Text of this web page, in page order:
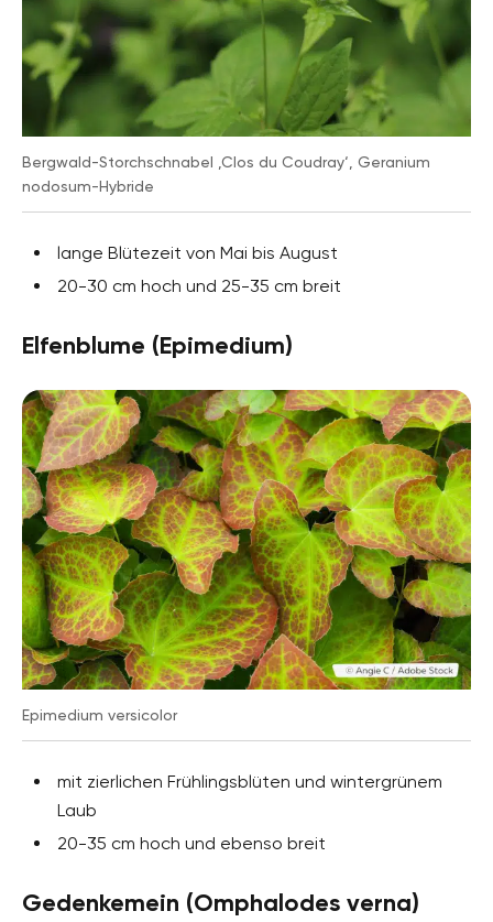
Bergwald-Storchschnabel ‚Clos du Coudray‘, Geranium
nodosum-Hybride
lange Blütezeit von Mai bis August
20-30 cm hoch und 25-35 cm breit
Elfenblume (Epimedium)
Epimedium versicolor
mit zierlichen Frühlingsblüten und wintergrünem
Laub
20-35 cm hoch und ebenso breit
Gedenkemein (Omphalodes verna)